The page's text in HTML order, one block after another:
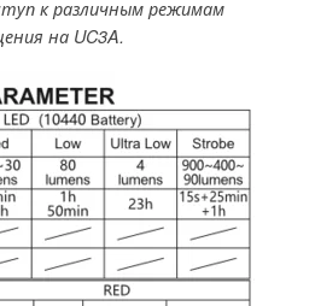
к различным режимам
на UC3A.